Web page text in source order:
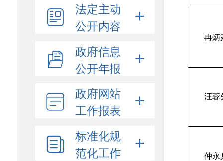
法定主动
公开内容
政府信息
公开年报
政府网站
工作报表
标准化规
范化工作
冉炳
汪蓉
仲永